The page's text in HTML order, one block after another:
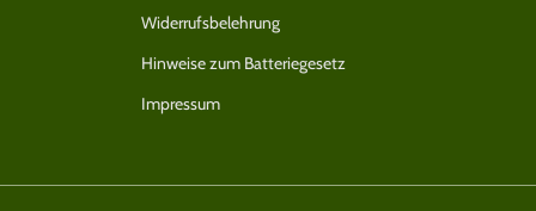
Widerrufsbelehrung
Hinweise zum Batteriegesetz
Impressum